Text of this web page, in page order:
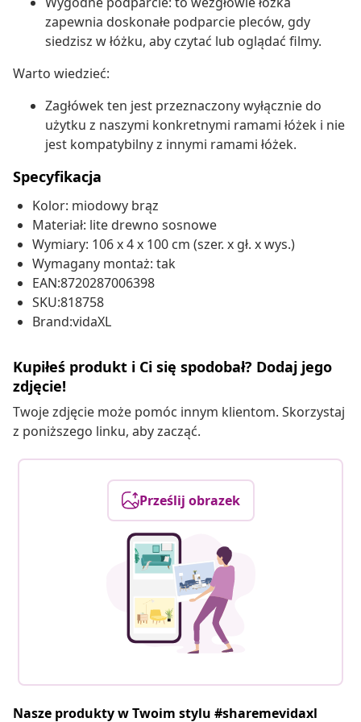
zapewnia doskonałe podparcie pleców, gdy
siedzisz w łóżku, aby czytać lub oglądać filmy.
Warto wiedzieć:
Zagłówek ten jest przeznaczony wyłącznie do
użytku z naszymi konkretnymi ramami łóżek i nie
jest kompatybilny z innymi ramami łóżek.
Specyfikacja
Kolor: miodowy brąz
Materiał: lite drewno sosnowe
Wymiary: 106 x 4 x 100 cm (szer. x gł. x wys.)
Wymagany montaż: tak
EAN:8720287006398
SKU:818758
Brand:vidaXL
Kupiłeś produkt i Ci się spodobał? Dodaj jego
zdjęcie!
Twoje zdjęcie może pomóc innym klientom. Skorzystaj
z poniższego linku, aby zacząć.
Prześlij obrazek
Nasze produkty w Twoim stylu #sharemevidaxl